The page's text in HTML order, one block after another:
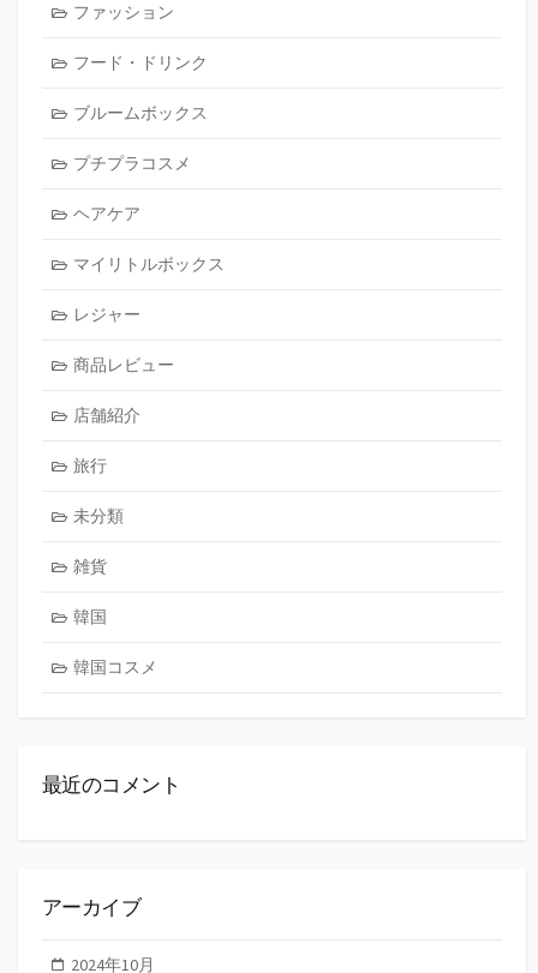
ファッション
フード・ドリンク
ブルームボックス
プチプラコスメ
ヘアケア
マイリトルボックス
レジャー
商品レビュー
店舗紹介
旅行
未分類
雑貨
韓国
韓国コスメ
最近のコメント
アーカイブ
2024年10月